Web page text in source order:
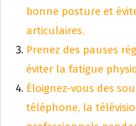
bonne posture et
articulaires.
Prenez des pauses
éviter la fatigue
Éloignez-vous des
téléphone, la